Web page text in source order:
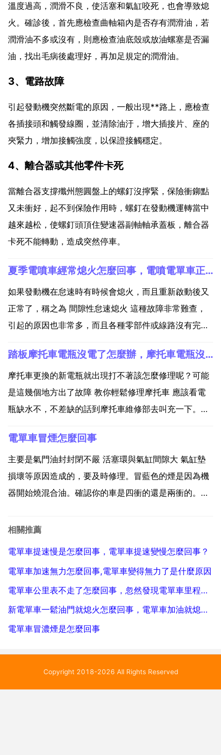
溫度過高，潤滑不良，使活塞和氣缸咬死，也會導致熄
火。確診後，首先應檢查曲軸箱內是否存有潤滑油，若
潤滑油不多或沒有，則應檢查油底殼或放油螺塞是否漏
油，找出毛病後處理好，再加足規定的潤滑油。
3、電路故障
引起發動機突然斷電的原因，一般出現**路上，應檢查
各插接頭和觸發線圈，並清除油汙，增大插接片、座的
夾緊力，增加接觸強度，以保證接觸穩定。
4、離合器或其他零件卡死
當離合器支撐殲州態圓盤上的螺釘沒擰緊，保險衝鉚點
又未衝好，起不到保險作用時，螺釘在發動機運轉當中
越來越松，使螺釘頭頂住變速器副軸軸承蓋板，離合器
卡死不能轉動，造成突然停車。
夏季電噴車經常熄火怎麼回事，電噴電單車正常行駛 無故熄火
如果發動機在怠速時有時候會熄火，而且重新啟動後又
正常了，稱之為 間隙性怠速熄火 這種故障非常難查，
引起的原因也非常多，而且各種零部件或線路沒有完全
可以恢復正常。所以就算是由於感測器的原因導致發動
機怠速熄火，發動機電子控制單元也會認為這種現象不
是故障。電...
踏板摩托車電瓶沒電了怎麼辦，摩托車電瓶沒電怎麼辦？
摩托車更換的新電瓶就出現打不著該怎麼修理呢？可能
是這幾個地方出了故障 教你輕鬆修理摩托車 應該看電
瓶缺水不，不差缺的話到摩托車維修部去叫充一下。電
充。介紹 踏板車 基本都是無級變速自動離合器，跟穆
蘭式電動車差不多，沒有檔位設計，起動後只需擰油門
就走了，收...
電單車冒煙怎麼回事
主要是氣門油封封閉不嚴 活塞環與氣缸間隙大 氣缸墊
損壞等原因造成的，要及時修理。冒藍色的煙是因為機
器開始燒混合油。確認你的車是四衝的還是兩衝的。如
要求換機器。因為你的活塞環出了問題。封不住油。一
相關推薦
電單車提速慢是怎麼回事，電單車提速變慢怎麼回事？
電單車加速無力怎麼回事,電單車變得無力了是什麼原因
電單車公里表不走了怎麼回事，忽然發現電單車里程表不動了，怎麼回事？
新電單車一鬆油門就熄火怎麼回事，電單車加油就熄火是怎麼回事？
電單車冒濃煙是怎麼回事
Copyright 2018-2026 All Rights Reserved